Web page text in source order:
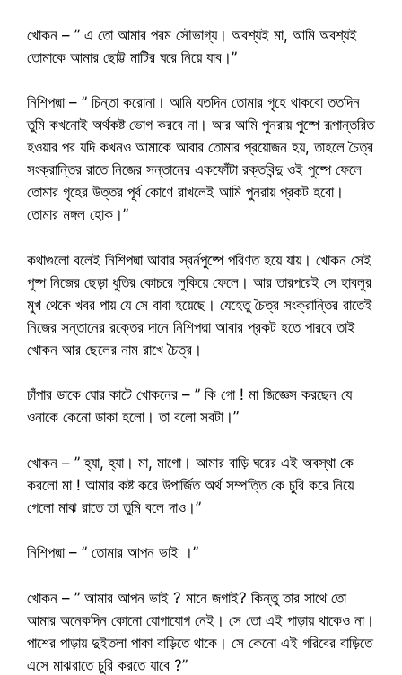
খোকন – ” এ তো আমার পরম সৌভাগ্য। অবশ্যই মা, আমি অবশ্যই
তোমাকে আমার ছোট্ট মাটির ঘরে নিয়ে যাব।”
নিশিপদ্মা – ” চিন্তা করোনা। আমি যতদিন তোমার গৃহে থাকবো ততদিন
তুমি কখনোই অর্থকষ্ট ভোগ করবে না। আর আমি পুনরায় পুষ্পে রূপান্তরিত
হওয়ার পর যদি কখনও আমাকে আবার তোমার প্রয়োজন হয়, তাহলে চৈত্র
সংক্রান্তির রাতে নিজের সন্তানের একফোঁটা রক্তবিন্দু ওই পুষ্পে ফেলে
তোমার গৃহের উত্তর পূর্ব কোণে রাখলেই আমি পুনরায় প্রকট হবো।
তোমার মঙ্গল হোক।”
কথাগুলো বলেই নিশিপদ্মা আবার স্বর্নপুষ্পে পরিণত হয়ে যায়। খোকন সেই
পুষ্প নিজের ছেড়া ধুতির কোচরে লুকিয়ে ফেলে। আর তারপরেই সে হাবলুর
মুখ থেকে খবর পায় যে সে বাবা হয়েছে। যেহেতু চৈত্র সংক্রান্তির রাতেই
নিজের সন্তানের রক্তের দানে নিশিপদ্মা আবার প্রকট হতে পারবে তাই
খোকন আর ছেলের নাম রাখে চৈত্র।
চাঁপার ডাকে ঘোর কাটে খোকনের – ” কি গো ! মা জিজ্ঞেস করছেন যে
ওনাকে কেনো ডাকা হলো। তা বলো সবটা।”
খোকন – ” হ্যা, হ্যা। মা, মাগো। আমার বাড়ি ঘরের এই অবস্থা কে
করলো মা ! আমার কষ্ট করে উপার্জিত অর্থ সম্পত্তি কে চুরি করে নিয়ে
গেলো মাঝ রাতে তা তুমি বলে দাও।”
নিশিপদ্মা – ” তোমার আপন ভাই ।”
খোকন – ” আমার আপন ভাই ? মানে জগাই? কিন্তু তার সাথে তো
আমার অনেকদিন কোনো যোগাযোগ নেই। সে তো এই পাড়ায় থাকেও না।
পাশের পাড়ায় দুইতলা পাকা বাড়িতে থাকে। সে কেনো এই গরিবের বাড়িতে
এসে মাঝরাতে চুরি করতে যাবে ?”